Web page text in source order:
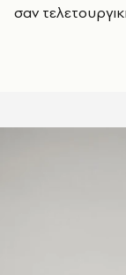
σαν